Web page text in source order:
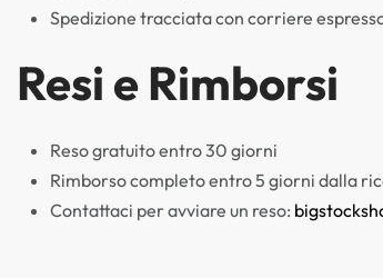
Spedizione tracciata con corriere
Resi e Rimborsi
Reso gratuito entro 30 giorni
Rimborso completo entro 5 giorni dalla
Contattaci per avviare un reso: